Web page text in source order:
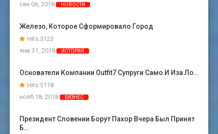
сен 06, 2018
НОВОСТИ
Железо, Которое Сформировало Город
Hits:5123
янв 31, 2018
ИСТОРИЯ
Основатели Компании Outfit7 Супруги Само И Иза Ло…
Hits:5118
нояб 18, 2018
БИЗНЕС
Президент Словении Борут Пахор Вчера Был Принят
Б…